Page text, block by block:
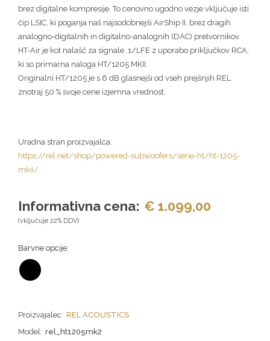
brez digitalne kompresije. To cenovno ugodno vezje vključuje isti
čip LSIC, ki poganja naš najsodobnejši AirShip II, brez dragih
analogno-digitalnih in digitalno-analognih (DAC) pretvornikov.
HT-Air je kot nalašč za signale .1/LFE z uporabo priključkov RCA,
ki so primarna naloga HT/1205 MKII.
Originalni HT/1205 je s 6 dB glasnejši od vseh prejšnjih REL
znotraj 50 % svoje cene izjemna vrednost.
Proizvajalec: REL ACOUSTICS
Model: rel_ht1205mk2
Uradna stran proizvajalca:
https://rel.net/shop/powered-subwoofers/serie-ht/ht-1205-
mkii/
Informativna cena: € 1.099,00
(vključuje 22% DDV)
Barvne opcije: